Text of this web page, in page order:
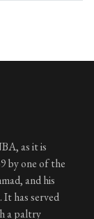
as it is
by one of the
and his
It has served
a paltry